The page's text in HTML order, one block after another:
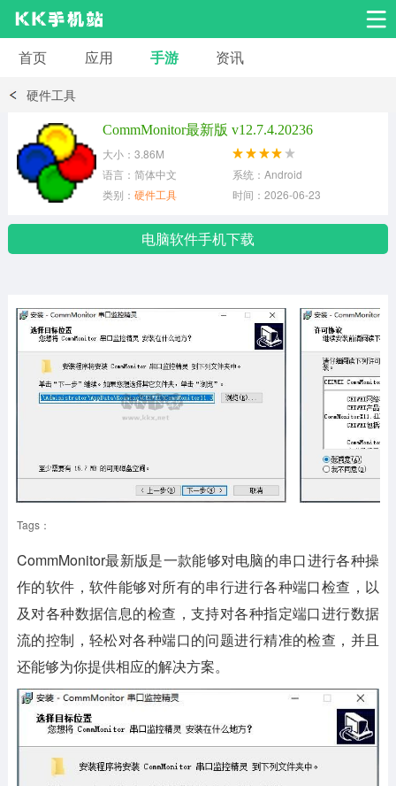
安卓应用
小说漫画
金融理财 游戏辅助
安卓其它
首页 应用 手游 资讯
硬件工具
CommMonitor最新版 v12.7.4.20236
大小：3.86M
语言：简体中文
系统：Android
类别： 硬件工具 时间：2026-06-23
电脑软件手机下载
Tags：
CommMonitor最新版是一款能够对电脑的串口进行各种操
作的软件，软件能够对所有的串行进行各种端口检查，以
及对各种数据信息的检查，支持对各种指定端口进行数据
流的控制，轻松对各种端口的问题进行精准的检查，并且
还能够为你提供相应的解决方案。